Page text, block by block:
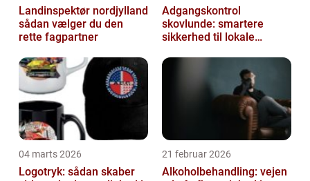
Landinspektør nordjylland
sådan vælger du den
rette fagpartner
Adgangskontrol
skovlunde: smartere
sikkerhed til lokale
04 marts 2026
Logotryk: sådan skaber
21 februar 2026
Alkoholbehandling: vejen